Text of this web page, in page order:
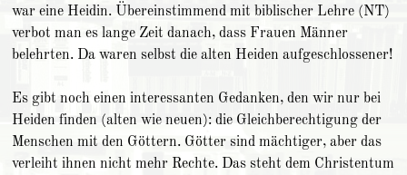
war eine Heidin. Übereinstimmend mit biblischer Lehre (NT)
verbot man es lange Zeit danach, dass Frauen Männer
belehrten. Da waren selbst die alten Heiden aufgeschlossener!
Es gibt noch einen interessanten Gedanken, den wir nur bei
Heiden finden (alten wie neuen): die Gleichberechtigung der
Menschen mit den Göttern. Götter sind mächtiger, aber das
verleiht ihnen nicht mehr Rechte. Das steht dem Christentum